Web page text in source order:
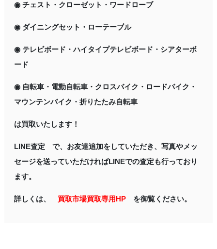
◉ チェスト・クローゼット・ワードローブ
◉ ダイニングセット・ローテーブル
◉ テレビボード・ハイタイプテレビボード・シアターボ
ード
◉ 自転車・電動自転車・クロスバイク・ロードバイク・
マウンテンバイク・折りたたみ自転車
は買取いたします！
LINE査定 で、お友達追加をしていただき、写真やメッ
セージを送っていただければLINEでの査定も行っており
ます。
詳しくは、 買取市場買取専用HPを御覧ください。